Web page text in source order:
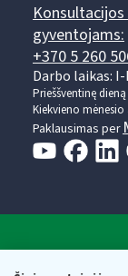
gyventojams:
+370 5 260
Darbo laikas: I-
Prieššventinę
Kiekvieno mėnesio
Paklausimas per